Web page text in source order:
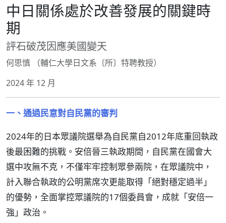
中日關係處於改善發展的關鍵時
期
評石破茂因應美國變天
何思慎 （輔仁大學日文系〔所〕特聘教授）
2024 年 12 月
一、通過民意對自民黨的審判
2024年的日本眾議院選舉為自民黨自2012年底重回執政
後最困難的挑戰。安倍晉三執政期間，自民黨在國會大
選中攻無不克，不僅牢牢控制眾參兩院，在眾議院中，
計入聯合執政的公明黨席次更能取得「絕對穩定過半」
的優勢，全面掌控眾議院的17個委員會，成就「安倍一
強」政治。